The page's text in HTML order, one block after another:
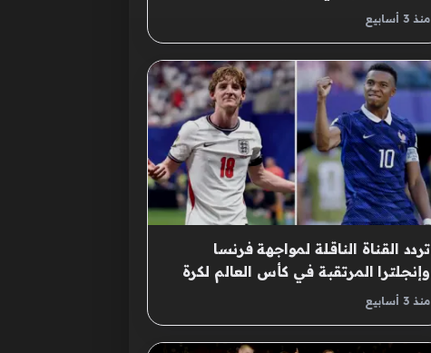
منذ 3 أسابيع
تردد القناة الناقلة لمواجهة فرنسا
وإنجلترا المرتقبة في كأس العالم لكرة
القدممنذ 3 أسابيع